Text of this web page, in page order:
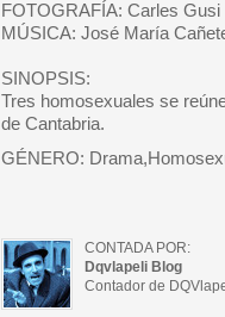
FOTOGRAFÍA: Carles Gusi
MÚSICA: José María
SINOPSIS:
Tres homosexuales se
de Cantabria.
GÉNERO:
CONTADA POR:
Dqvlapeli Blog
Contador de